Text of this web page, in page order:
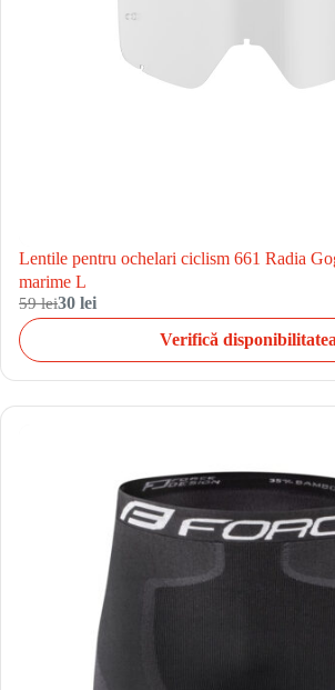
Lentile pentru ochelari ciclism 661 Radia
marime L
59 lei30 lei
Verifică disponibilitatea